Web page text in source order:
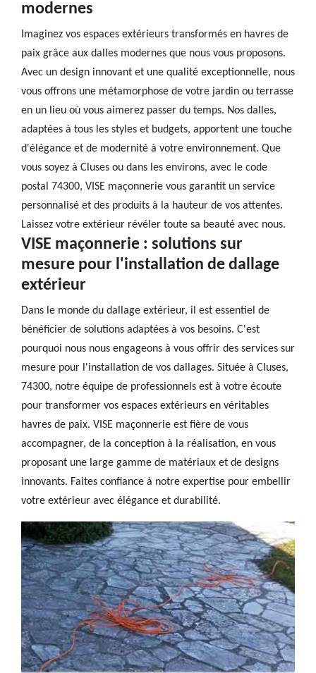
modernes
Imaginez vos espaces extérieurs transformés en havres de
paix grâce aux dalles modernes que nous vous proposons.
Avec un design innovant et une qualité exceptionnelle, nous
vous offrons une métamorphose de votre jardin ou terrasse
en un lieu où vous aimerez passer du temps. Nos dalles,
adaptées à tous les styles et budgets, apportent une touche
d'élégance et de modernité à votre environnement. Que
vous soyez à Cluses ou dans les environs, avec le code
postal 74300, VISE maçonnerie vous garantit un service
personnalisé et des produits à la hauteur de vos attentes.
Laissez votre extérieur révéler toute sa beauté avec nous.
VISE maçonnerie : solutions sur
mesure pour l'installation de dallage
extérieur
Dans le monde du dallage extérieur, il est essentiel de
bénéficier de solutions adaptées à vos besoins. C'est
pourquoi nous nous engageons à vous offrir des services sur
mesure pour l'installation de vos dallages. Située à Cluses,
74300, notre équipe de professionnels est à votre écoute
pour transformer vos espaces extérieurs en véritables
havres de paix. VISE maçonnerie est fière de vous
accompagner, de la conception à la réalisation, en vous
proposant une large gamme de matériaux et de designs
innovants. Faites confiance à notre expertise pour embellir
votre extérieur avec élégance et durabilité.